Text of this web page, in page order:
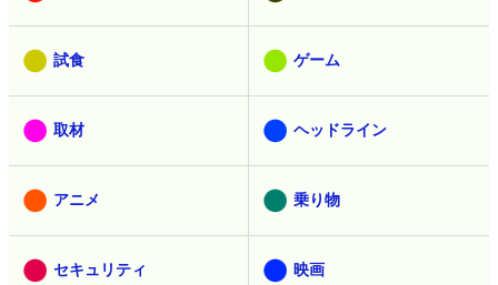
試食 ゲーム
取材 ヘッドライン
アニメ 乗り物
セキュリティ 映画